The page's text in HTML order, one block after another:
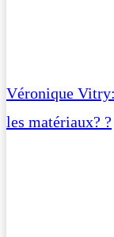
Véronique
les matériaux? ?️